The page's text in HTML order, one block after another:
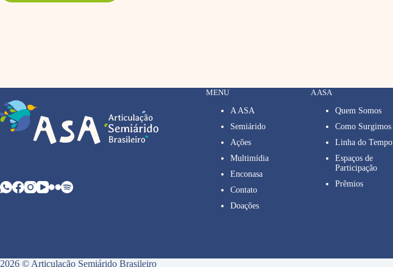
MENU
A ASA
Semiárido
Ações
Multimídia
Enconasa
Contato
Doações
A ASA
Quem Somos
Como Surgimos
Linha do Tempo
Espaços de
Participação
Prêmios
2026 © Articulação Semiárido Brasileiro